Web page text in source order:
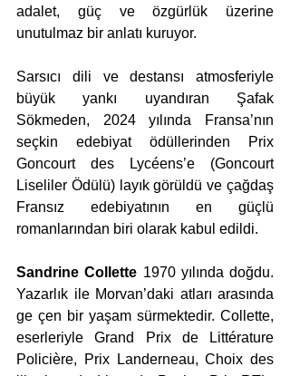
adalet, güç ve özgürlük üzerine
unutulmaz bir anlatı kuruyor.
Sarsıcı dili ve destansı atmosferiyle
büyük yankı uyandıran Şafak
Sökmeden, 2024 yılında Fransa’nın
seçkin edebiyat ödüllerinden Prix
Goncourt des Lycéens’e (Goncourt
Liseliler Ödülü) layık görüldü ve çağdaş
Fransız edebiyatının en güçlü
romanlarından biri olarak kabul edildi.
Sandrine Collette 1970 yılında doğdu.
Yazarlık ile Morvan’daki atları arasında
ge çen bir yaşam sürmektedir. Collette,
eserleriyle Grand Prix de Littérature
Policière, Prix Landerneau, Choix des